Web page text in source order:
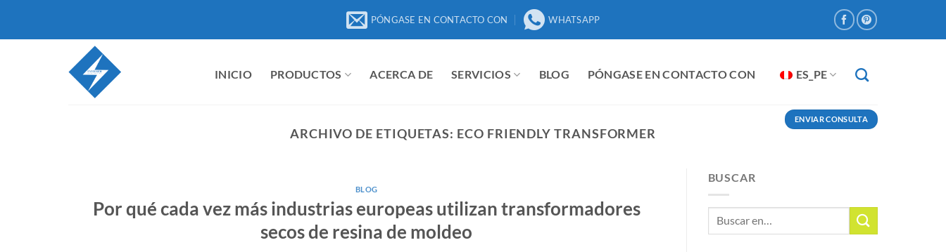
contenido
PÓNGASE EN CONTACTO CON WHATSAPP
INICIO PRODUCTOS ACERCA DE SERVICIOS BLOG PÓNGASE EN CONTACTO CON ES_PE
ENVIAR CONSULTA
ARCHIVO DE ETIQUETAS: ECO FRIENDLY TRANSFORMER
BLOG
Por qué cada vez más industrias europeas utilizan transformadores
secos de resina de moldeo
BUSCAR